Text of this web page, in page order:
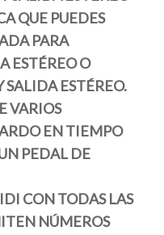
QUE PUEDES
PARA
ESTÉREO O
SALIDA ESTÉREO.
VARIOS
EN TIEMPO
PEDAL DE
CON TODAS LAS
NÚMEROS